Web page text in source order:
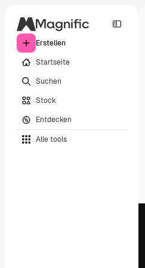
Erstellen
Startseite
Suchen
Stock
Entdecken
Alle tools